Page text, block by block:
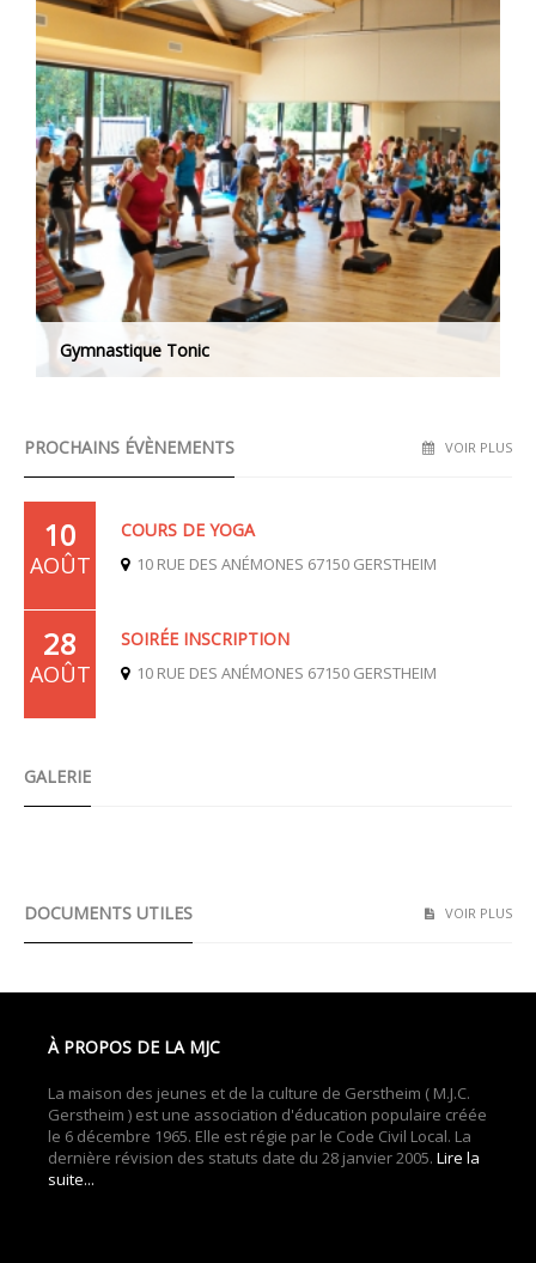
Gymnastique Tonic
PROCHAINS ÉVÈNEMENTS VOIR PLUS
10
AOÛT
COURS DE YOGA
10 RUE DES ANÉMONES 67150 GERSTHEIM
28
AOÛT
SOIRÉE INSCRIPTION
10 RUE DES ANÉMONES 67150 GERSTHEIM
GALERIE
DOCUMENTS UTILES VOIR PLUS
À PROPOS DE LA MJC
La maison des jeunes et de la culture de Gerstheim ( M.J.C.
Gerstheim ) est une association d'éducation populaire créée
le 6 décembre 1965. Elle est régie par le Code Civil Local. La
dernière révision des statuts date du 28 janvier 2005. Lire la
suite...